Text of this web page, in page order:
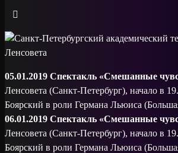
05.01.2019 Спектакль «Смешанные
Ленсовета (Санкт-Петербург), начало в
Боярский в роли Германа Льюиса
06.01.2019 Спектакль «Смешанные
Ленсовета (Санкт-Петербург), начало в
Боярский в роли Германа Льюиса